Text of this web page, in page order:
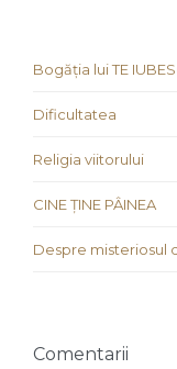
Bogăția lui TE
Dificultatea
Religia viitorului
CINE ȚINE PÂINEA
Despre misteriosul
Comentarii